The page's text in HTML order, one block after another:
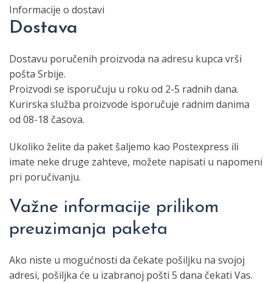
Informacije o dostavi
Dostava
Dostavu poručenih proizvoda na adresu kupca vrši
pošta Srbije.
Proizvodi se isporučuju u roku od 2-5 radnih dana.
Kurirska služba proizvode isporučuje radnim danima
od 08-18 časova.
Ukoliko želite da paket šaljemo kao Postexpress ili
imate neke druge zahteve, možete napisati u napomeni
pri poručivanju.
Važne informacije prilikom
preuzimanja paketa
Ako niste u mogućnosti da čekate pošiljku na svojoj
adresi, pošiljka će u izabranoj pošti 5 dana čekati Vas.